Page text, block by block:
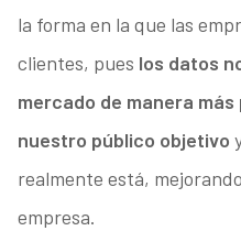
la forma en la que las
clientes, pues los datos
mercado de manera
nuestro público objetivo
realmente está,
empresa.